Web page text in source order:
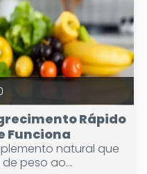
Rápido
Funciona
natural que
peso ao...